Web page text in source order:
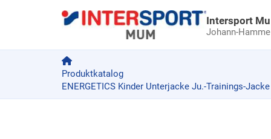
Intersport
Johann-
Produktkatalog
ENERGETICS Kinder Unterjacke Ju.-Trainings-